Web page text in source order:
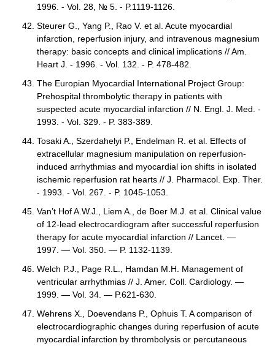
1996. - Vol. 28, № 5. - P.1119-1126.
Steurer G., Yang P., Rao V. et al. Acute myocardial
infarction, reperfusion injury, and intravenous magnesium
therapy: basic concepts and clinical implications // Am.
Heart J. - 1996. - Vol. 132. - P. 478-482.
The Europian Myocardial International Project Group:
Prehospital thrombolytic therapy in patients with
suspected acute myocardial infarction // N. Engl. J. Med. -
1993. - Vol. 329. - P. 383-389.
Tosaki A., Szerdahelyi P., Endelman R. et al. Effects of
extracellular magnesium manipulation on reperfusion-
induced arrhythmias and myocardial ion shifts in isolated
ischemic reperfusion rat hearts // J. Pharmacol. Exp. Ther.
- 1993. - Vol. 267. - P. 1045-1053.
Van’t Hof A.W.J., Liem A., de Boer M.J. et al. Clinical value
of 12-lead electrocardiogram after successful reperfusion
therapy for acute myocardial infarction // Lancet. —
1997. — Vol. 350. — P. 1132-1139.
Welch P.J., Page R.L., Hamdan M.H. Management of
ventricular arrhythmias // J. Amer. Coll. Cardiology. —
1999. — Vol. 34. — P.621-630.
Wehrens X., Doevendans P., Ophuis T. A comparison of
electrocardiographic changes during reperfusion of acute
myocardial infarction by thrombolysis or percutaneous